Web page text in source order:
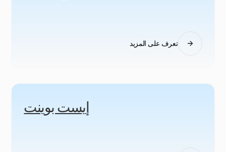
تعرف على المزيد
إيست بوينت